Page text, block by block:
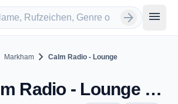
arrow_forward menu
Markham chevron_right Calm Radio - Lounge
Calm Radio - Lounge - Markham, ON